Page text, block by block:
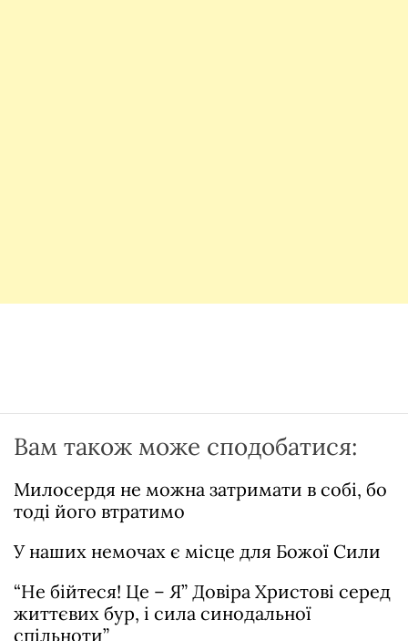
Вам також може сподобатися:
Милосердя не можна затримати в собі, бо
тоді його втратимо
У наших немочах є місце для Божої Сили
“Не бійтеся! Це – Я” Довіра Христові серед
життєвих бур, і сила синодальної
спільноти”